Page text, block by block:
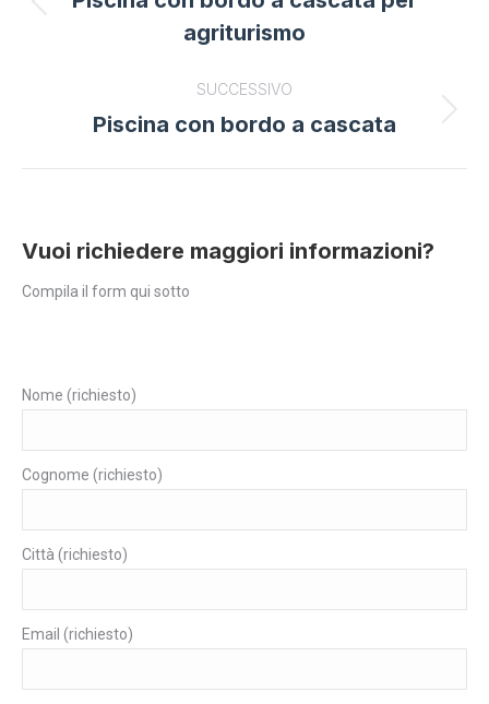
project:
agriturismo
SUCCESSIVO
Next
Piscina con bordo a cascata
Vuoi richiedere maggiori informazioni?
Compila il form qui sotto
Nome (richiesto)
Cognome (richiesto)
Città (richiesto)
Email (richiesto)